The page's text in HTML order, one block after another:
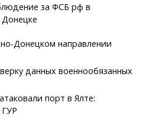
за ФСБ рф в
Донецком направлении
данных военнообязанных
порт в Ялте: